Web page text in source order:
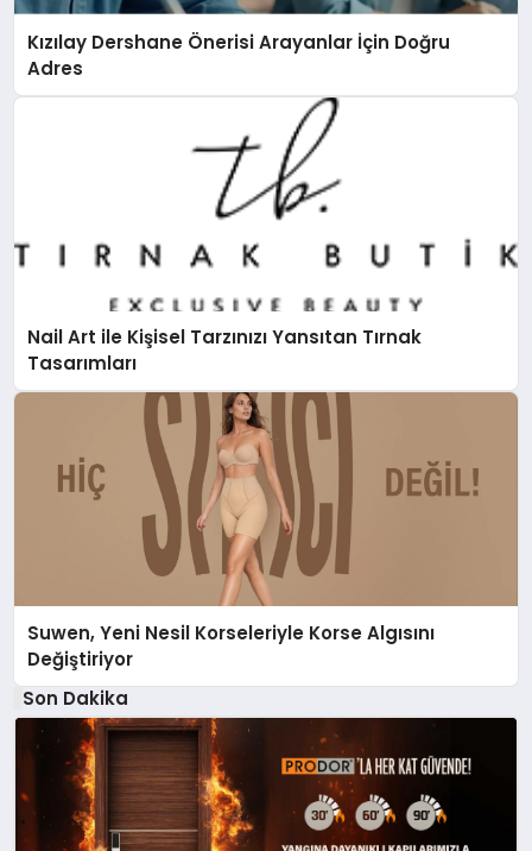
Kızılay Dershane Önerisi Arayanlar İçin Doğru
Adres
Nail Art ile Kişisel Tarzınızı Yansıtan Tırnak
Tasarımları
Suwen, Yeni Nesil Korseleriyle Korse Algısını
Değiştiriyor
Son Dakika